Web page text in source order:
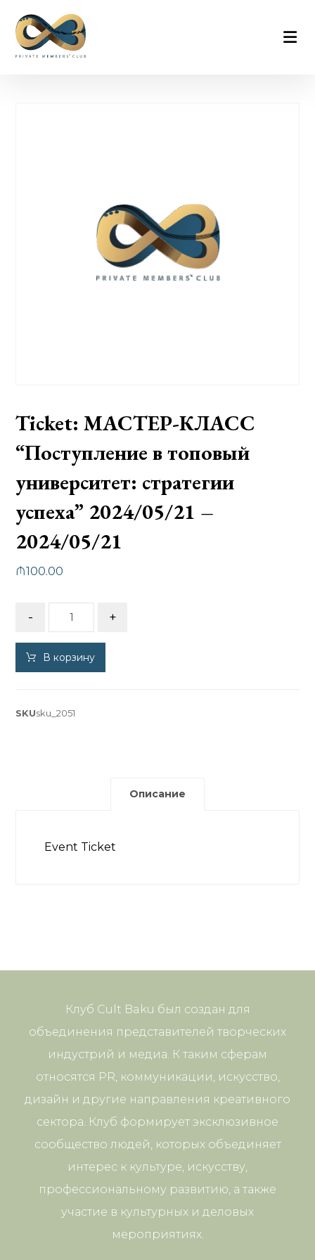
Ticket: МАСТЕР-КЛАСС
“Поступление в топовый
университет: стратегии
успеха” 2024/05/21 –
2024/05/21
₼100.00
- +
В корзину
SKUsku_2051
Описание
Event Ticket
Клуб Cult Baku был создан для
объединения представителей творческих
индустрий и медиа. К таким сферам
относятся PR, коммуникации, искусство,
дизайн и другие направления креативного
сектора. Клуб формирует эксклюзивное
сообщество людей, которых объединяет
интерес к культуре, искусству,
профессиональному развитию, а также
участие в культурных и деловых
мероприятиях.